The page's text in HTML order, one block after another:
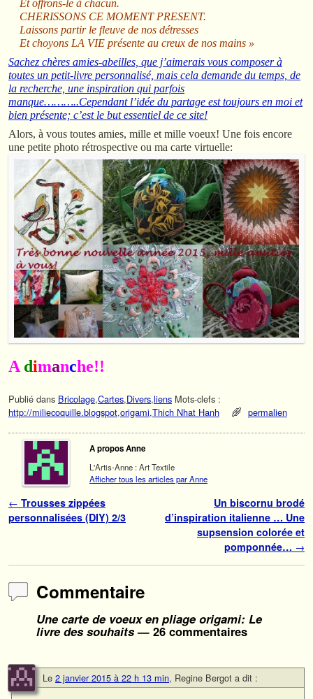
Et offrons-le à chacun.
CHERISSONS CE MOMENT PRESENT.
Laissons partir le fleuve de nos détresses
Et choyons LA VIE présente au creux de nos mains »
Sachez chères amies-abeilles, que j’aimerais vous composer à
toutes un petit-livre personnalisé, mais cela demande du temps, de
la recherche, une inspiration qui parfois
manque………..Cependant l’idée du partage est toujours en moi et
bien présente; c’est le but essentiel de ce site!
Alors, à vous toutes amies, mille et mille voeux! Une fois encore
une petite photo rétrospective ou ma carte virtuelle:
A dimanche!!
Publié dans Bricolage,Cartes,Divers,liens Mots-clefs :
http://miliecoquille.blogspot,origami,Thich Nhat Hanh permalien
A propos Anne
L'Artis-Anne : Art Textile
Afficher tous les articles par Anne
Navigation des articles
← Trousses zippées
personnalisées (DIY) 2/3
Un biscornu brodé
d’inspiration italienne … Une
supsension colorée et
pomponnée… →
Commentaire
Une carte de voeux en pliage origami: Le
livre des souhaits— 26 commentaires
Le 2 janvier 2015 à 22 h 13 min, Regine Bergot a dit :